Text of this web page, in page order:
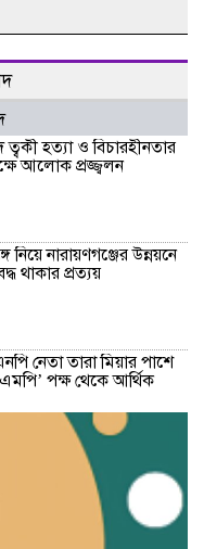
হত্যা ও বিচারহীনতার
আলোক প্রজ্জ্বলন
নিয়ে নারায়ণগঞ্জের উন্নয়নে
থাকার প্রত্যয়
নেতা তারা মিয়ার পাশে
পক্ষ থেকে আর্থিক
দগ্ধ একই পরিবারের
খোঁজ নিলেন মহানগরী